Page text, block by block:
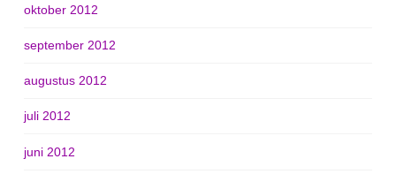
oktober 2012
september 2012
augustus 2012
juli 2012
juni 2012